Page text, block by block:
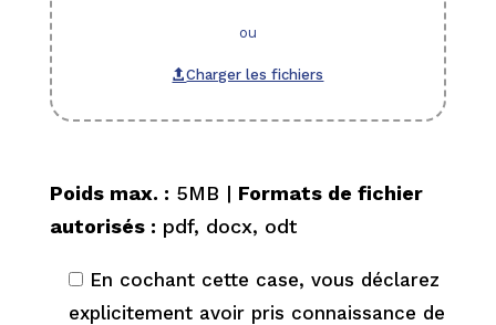
ou
Charger les fichiers
Poids max. : 5MB | Formats de fichier
autorisés : pdf, docx, odt
En cochant cette case, vous déclarez
explicitement avoir pris connaissance de